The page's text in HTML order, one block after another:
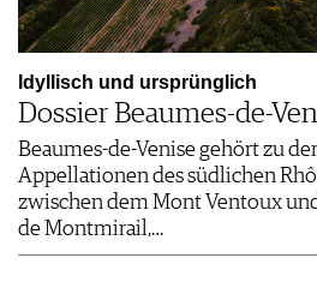
Idyllisch und ursprünglich
Dossier Beaumes-de-
Beaumes-de-Venise gehört zu
Appellationen des südlichen
zwischen dem Mont Ventoux
de Montmirail,…